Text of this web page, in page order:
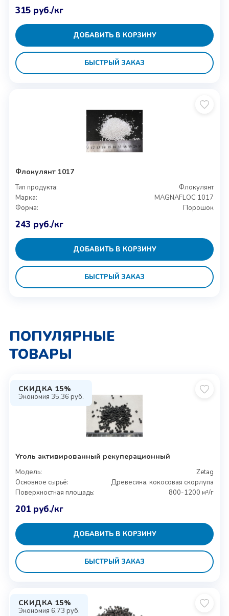
315 руб./кг
ДОБАВИТЬ В КОРЗИНУ
БЫСТРЫЙ ЗАКАЗ
Флокулянт 1017
Тип продукта:
Флокулянт
Марка:
MAGNAFLOC 1017
Форма:
Порошок
243 руб./кг
ДОБАВИТЬ В КОРЗИНУ
БЫСТРЫЙ ЗАКАЗ
ПОПУЛЯРНЫЕ
ТОВАРЫ
СКИДКА 15%
Экономия 35,36 руб.
Уголь активированный рекуперационный
Модель:
Zetag
Основное сырьё:
Древесина, кокосовая скорлупа
Поверхностная площадь:
800-1200 м²/г
201 руб./кг
ДОБАВИТЬ В КОРЗИНУ
БЫСТРЫЙ ЗАКАЗ
СКИДКА 15%
Экономия 6,73 руб.